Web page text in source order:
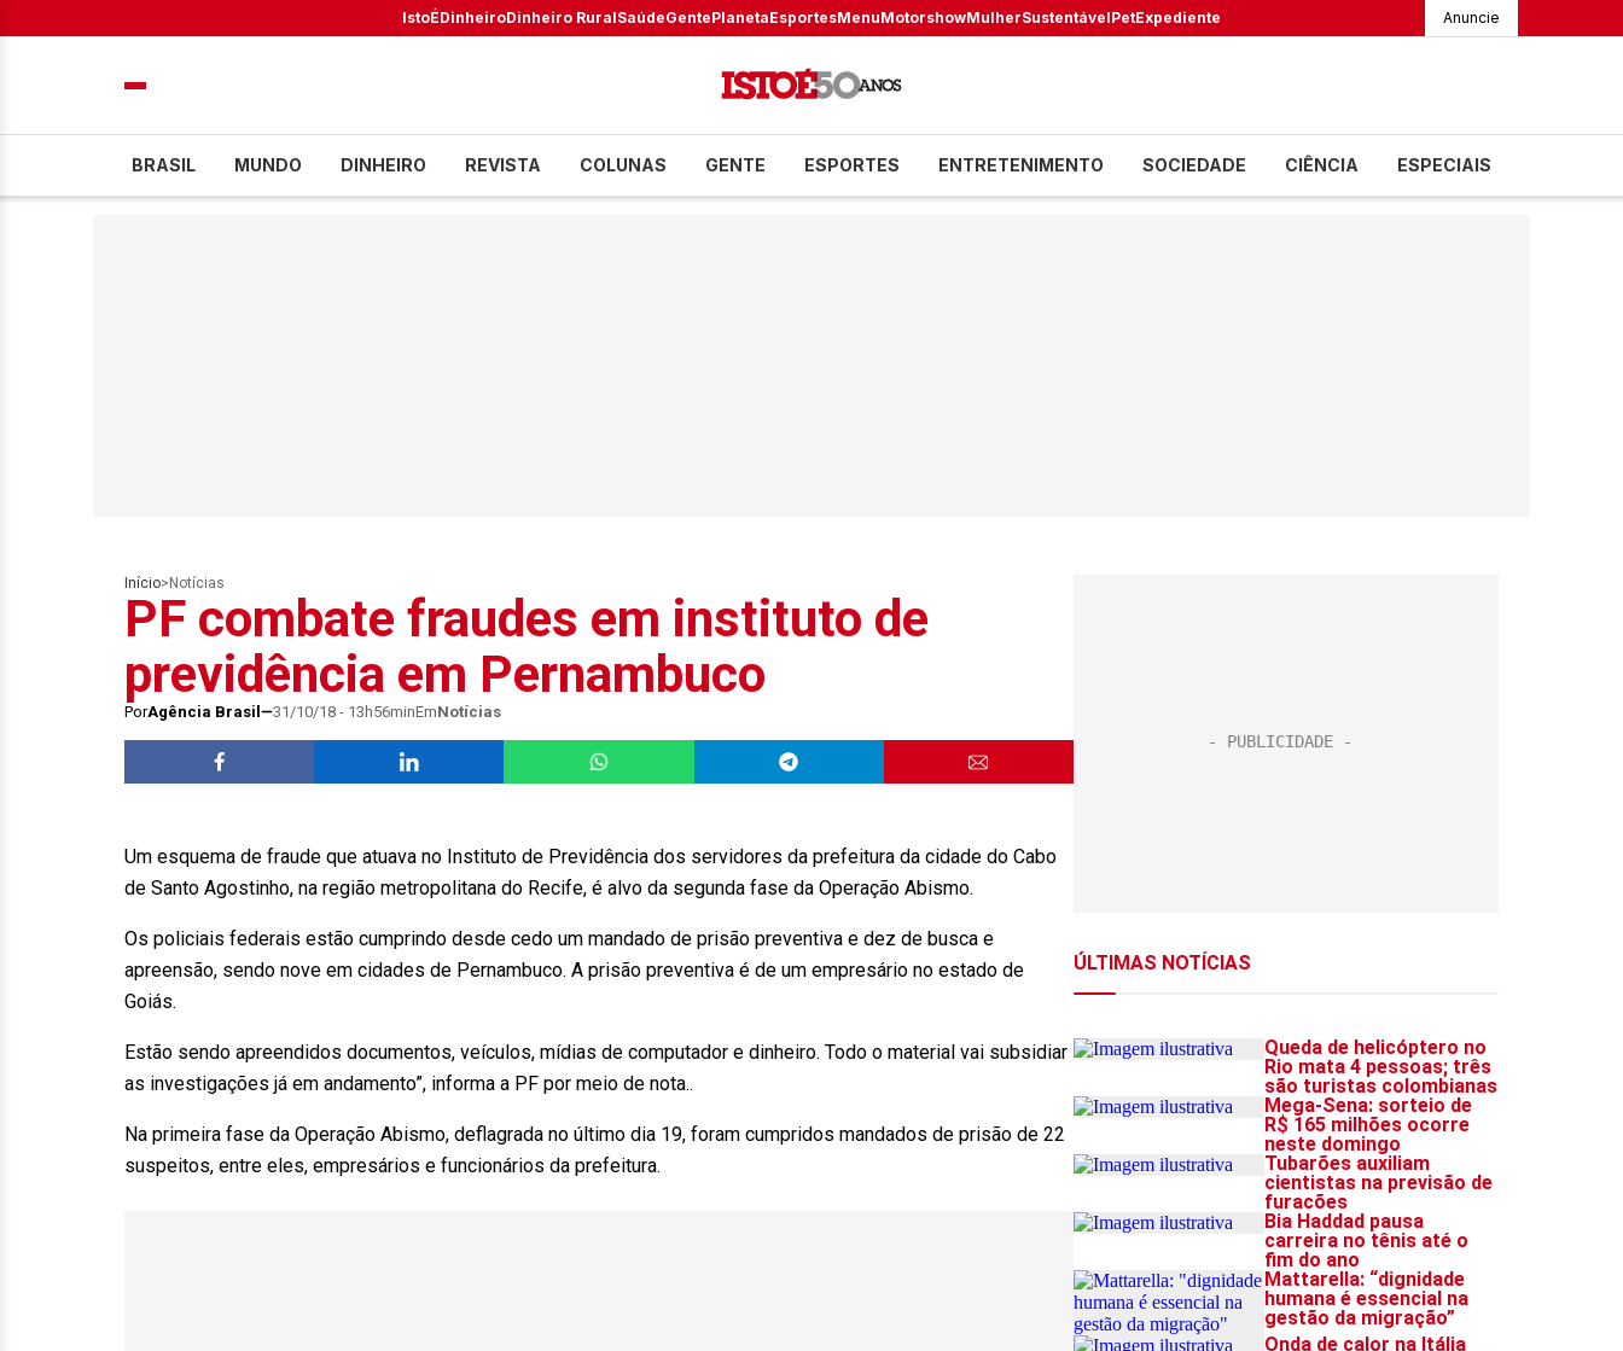
IstoÉDinheiroDinheiro RuralSaúdeGentePlanetaEsportesMenuMotorshowMulherSustentávelPetExpediente Anuncie
BRASIL MUNDO DINHEIRO REVISTA COLUNAS GENTE ESPORTES ENTRETENIMENTO SOCIEDADE CIÊNCIA ESPECIAIS
Início> Notícias
PF combate fraudes em instituto de
previdência em Pernambuco
PorAgência Brasil 31/10/18 - 13h56minEmNotícias
Um esquema de fraude que atuava no Instituto de Previdência dos servidores da prefeitura da cidade do Cabo
de Santo Agostinho, na região metropolitana do Recife, é alvo da segunda fase da Operação Abismo.
Os policiais federais estão cumprindo desde cedo um mandado de prisão preventiva e dez de busca e
apreensão, sendo nove em cidades de Pernambuco. A prisão preventiva é de um empresário no estado de
Goiás.
Estão sendo apreendidos documentos, veículos, mídias de computador e dinheiro. Todo o material vai subsidiar
as investigações já em andamento”, informa a PF por meio de nota..
Na primeira fase da Operação Abismo, deflagrada no último dia 19, foram cumpridos mandados de prisão de 22
suspeitos, entre eles, empresários e funcionários da prefeitura.